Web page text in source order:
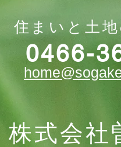
住まいと土
​0466-
株式会社